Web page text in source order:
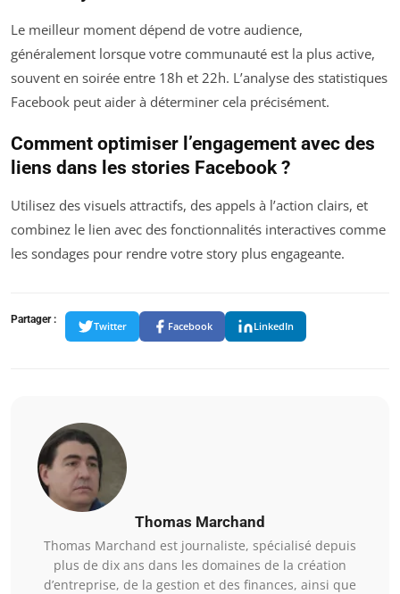
Le meilleur moment dépend de votre audience,
généralement lorsque votre communauté est la plus active,
souvent en soirée entre 18h et 22h. L’analyse des statistiques
Facebook peut aider à déterminer cela précisément.
Comment optimiser l’engagement avec des
liens dans les stories Facebook ?
Utilisez des visuels attractifs, des appels à l’action clairs, et
combinez le lien avec des fonctionnalités interactives comme
les sondages pour rendre votre story plus engageante.
Partager :
Twitter Facebook LinkedIn
Thomas Marchand
Thomas Marchand est journaliste, spécialisé depuis
plus de dix ans dans les domaines de la création
d’entreprise, de la gestion et des finances, ainsi que